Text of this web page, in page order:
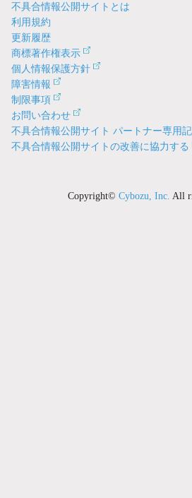
不具合情報公開サイトとは
利用規約
更新履歴
商標著作権表示
個人情報保護方針
障害情報
制限事項
お問い合わせ
不具合情報公開サイト パートナー専用
不具合情報公開サイトの改善に協力する
Copyright© Cybozu, Inc. All